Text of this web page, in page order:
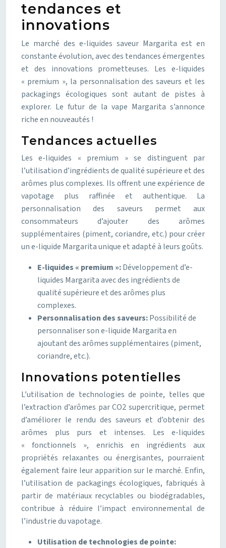
tendances et
innovations
Le marché des e-liquides saveur Margarita est en
constante évolution, avec des tendances émergentes
et des innovations prometteuses. Les e-liquides
« premium », la personnalisation des saveurs et les
packagings écologiques sont autant de pistes à
explorer. Le futur de la vape Margarita s’annonce
riche en nouveautés !
Tendances actuelles
Les e-liquides « premium » se distinguent par
l’utilisation d’ingrédients de qualité supérieure et des
arômes plus complexes. Ils offrent une expérience de
vapotage plus raffinée et authentique. La
personnalisation des saveurs permet aux
consommateurs d’ajouter des arômes
supplémentaires (piment, coriandre, etc.) pour créer
un e-liquide Margarita unique et adapté à leurs goûts.
E-liquides « premium »:Développement d’e-
liquides Margarita avec des ingrédients de
qualité supérieure et des arômes plus
complexes.
Personnalisation des saveurs:Possibilité de
personnaliser son e-liquide Margarita en
ajoutant des arômes supplémentaires (piment,
coriandre, etc.).
Innovations potentielles
L’utilisation de technologies de pointe, telles que
l’extraction d’arômes par CO2 supercritique, permet
d’améliorer le rendu des saveurs et d’obtenir des
arômes plus purs et intenses. Les e-liquides
« fonctionnels », enrichis en ingrédients aux
propriétés relaxantes ou énergisantes, pourraient
également faire leur apparition sur le marché. Enfin,
l’utilisation de packagings écologiques, fabriqués à
partir de matériaux recyclables ou biodégradables,
contribue à réduire l’impact environnemental de
l’industrie du vapotage.
Utilisation de technologies de pointe: